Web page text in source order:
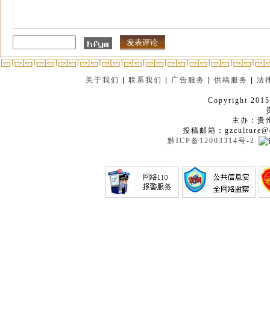
关于我们 |联系我们 广告服务 |供稿服务 |法
Copyright
主办：贵
投稿邮箱：
黔ICP备12003314号-2